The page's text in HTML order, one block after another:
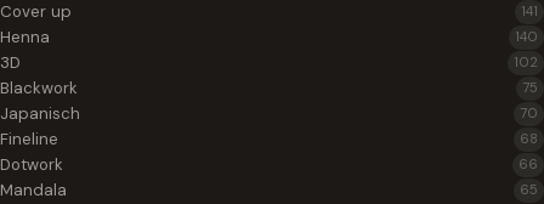
Cover up 141
Henna 140
3D 102
Blackwork 75
Japanisch 70
Fineline 68
Dotwork 66
Mandala 65